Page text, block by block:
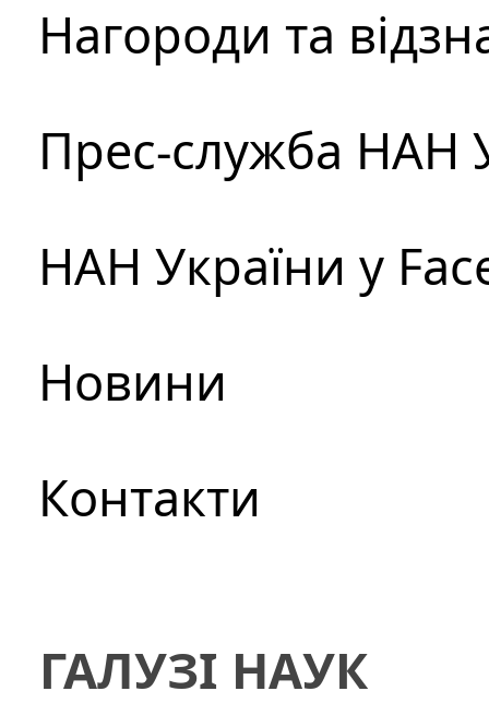
Нагороди та
Прес-служба НАН
НАН України у
Новини
Контакти
ГАЛУЗІ НАУК